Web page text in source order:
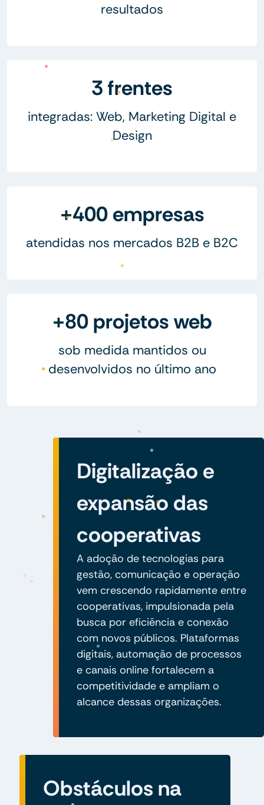
resultados
3 frentes
integradas: Web, Marketing Digital e
Design
+400 empresas
atendidas nos mercados B2B e B2C
+80 projetos web
sob medida mantidos ou
desenvolvidos no último ano
Digitalização e
expansão das
cooperativas
A adoção de tecnologias para
gestão, comunicação e operação
vem crescendo rapidamente entre
cooperativas, impulsionada pela
busca por eficiência e conexão
com novos públicos. Plataformas
digitais, automação de processos
e canais online fortalecem a
competitividade e ampliam o
alcance dessas organizações.
Obstáculos na